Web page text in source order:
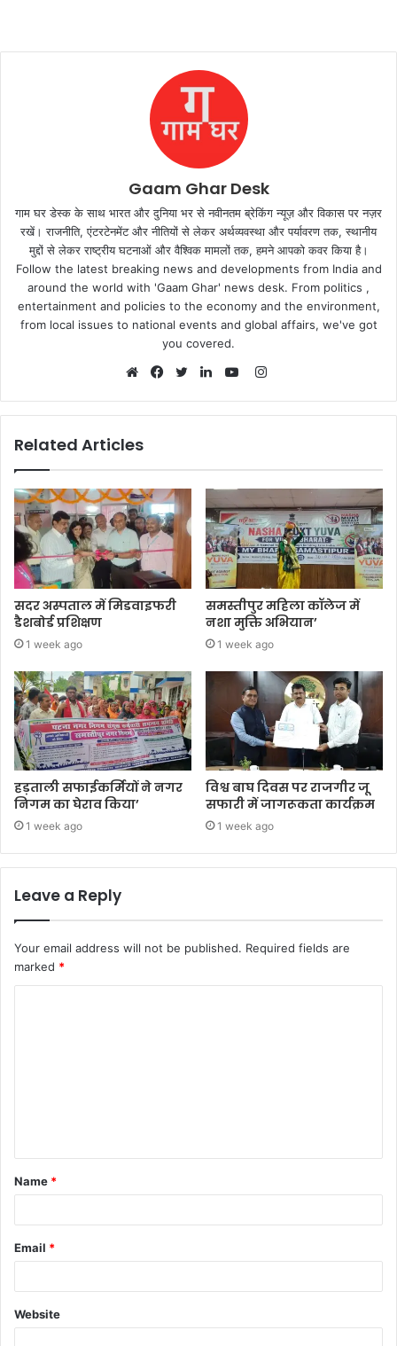
Gaam Ghar Desk
गाम घर डेस्क के साथ भारत और दुनिया भर से नवीनतम ब्रेकिंग न्यूज़ और विकास पर नज़र
रखें। राजनीति, एंटरटेनमेंट और नीतियों से लेकर अर्थव्यवस्था और पर्यावरण तक, स्थानीय
मुद्दों से लेकर राष्ट्रीय घटनाओं और वैश्विक मामलों तक, हमने आपको कवर किया है।
Follow the latest breaking news and developments from India and
around the world with 'Gaam Ghar' news desk. From politics ,
entertainment and policies to the economy and the environment,
from local issues to national events and global affairs, we've got
you covered.
Instagram
Related Articles
सदर अस्पताल में मिडवाइफरी
डैशबोर्ड प्रशिक्षण
1 week ago
समस्तीपुर महिला कॉलेज में
नशा मुक्ति अभियान’
1 week ago
हड़ताली सफाईकर्मियों ने नगर
निगम का घेराव किया’
1 week ago
विश्व बाघ दिवस पर राजगीर जू
सफारी में जागरूकता कार्यक्रम
1 week ago
Leave a Reply
Your email address will not be published. Required fields are
marked *
Name *
Email *
Website